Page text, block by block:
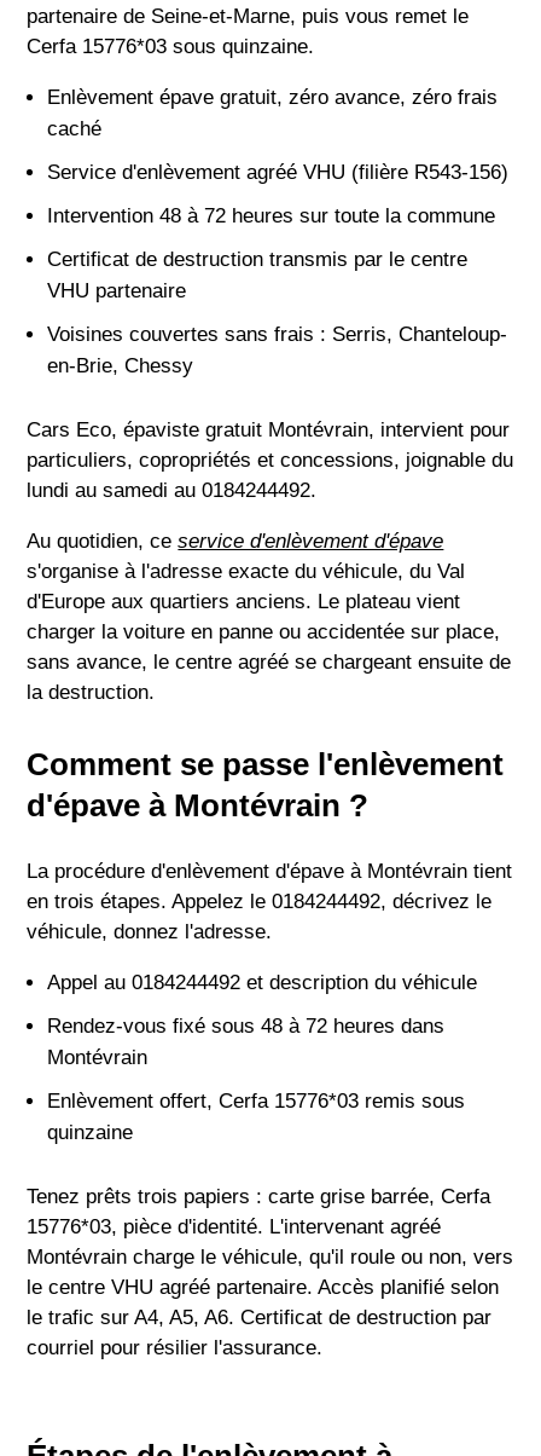
partenaire de Seine-et-Marne, puis vous remet le
Cerfa 15776*03 sous quinzaine.
Enlèvement épave gratuit, zéro avance, zéro frais
caché
Service d'enlèvement agréé VHU (filière R543-156)
Intervention 48 à 72 heures sur toute la commune
Certificat de destruction transmis par le centre
VHU partenaire
Voisines couvertes sans frais : Serris, Chanteloup-
en-Brie, Chessy
Cars Eco, épaviste gratuit Montévrain, intervient pour
particuliers, copropriétés et concessions, joignable du
lundi au samedi au 0184244492.
Au quotidien, ceservice d'enlèvement d'épave
s'organise à l'adresse exacte du véhicule, du Val
d'Europe aux quartiers anciens. Le plateau vient
charger la voiture en panne ou accidentée sur place,
sans avance, le centre agréé se chargeant ensuite de
la destruction.
Comment se passe l'enlèvement
d'épave à Montévrain ?
La procédure d'enlèvement d'épave à Montévrain tient
en trois étapes. Appelez le 0184244492, décrivez le
véhicule, donnez l'adresse.
Appel au 0184244492 et description du véhicule
Rendez-vous fixé sous 48 à 72 heures dans
Montévrain
Enlèvement offert, Cerfa 15776*03 remis sous
quinzaine
Tenez prêts trois papiers : carte grise barrée, Cerfa
15776*03, pièce d'identité. L'intervenant agréé
Montévrain charge le véhicule, qu'il roule ou non, vers
le centre VHU agréé partenaire. Accès planifié selon
le trafic sur A4, A5, A6. Certificat de destruction par
courriel pour résilier l'assurance.